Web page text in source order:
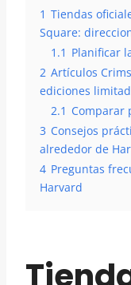
1 Tiendas
Square:
1.1 Planificar
2 Artículos
ediciones
2.1 Comparar
3 Consejos
alrededor de
4 Preguntas
Harvard